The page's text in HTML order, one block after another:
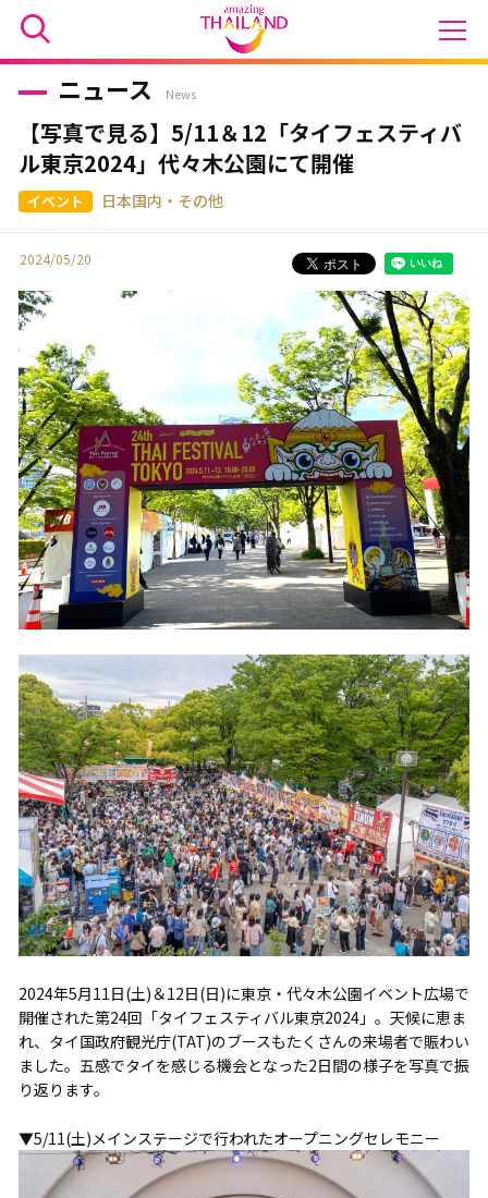
ニュース News
【写真で見る】5/11＆12「タイフェスティバ
ル東京2024」代々木公園にて開催
日本国内・その他
2024/05/20
2024年5月11日(土)＆12日(日)に東京・代々木公園イベント広場で
開催された第24回「タイフェスティバル東京2024」。天候に恵ま
れ、タイ国政府観光庁(TAT)のブースもたくさんの来場者で賑わい
ました。五感でタイを感じる機会となった2日間の様子を写真で振
り返ります。
▼5/11(土)メインステージで行われたオープニングセレモニー